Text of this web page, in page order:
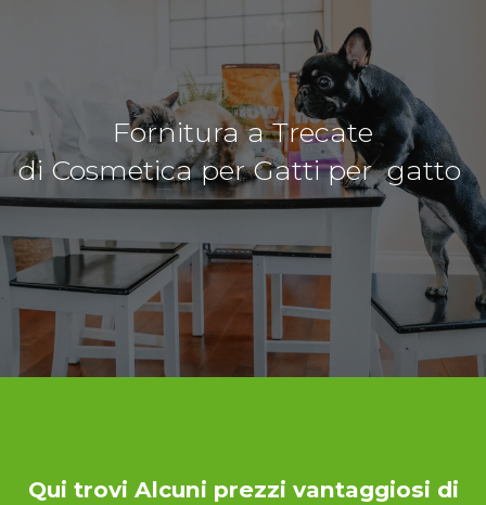
Fornitura a Trecate
di Cosmetica per Gatti per gatto
Qui trovi Alcuni prezzi vantaggiosi di